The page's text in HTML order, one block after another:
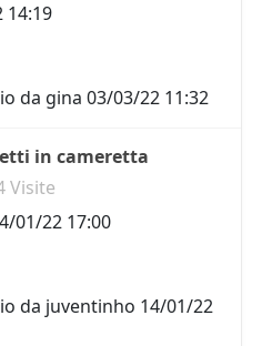
14:19
da gina 03/03/22 11:32
in cameretta
Visite
01/22 17:00
da juventinho 14/01/22